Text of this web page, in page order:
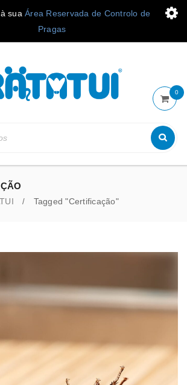
sua Área Reservada de Controlo de
Pragas
0
/ Tagged "Certificação"